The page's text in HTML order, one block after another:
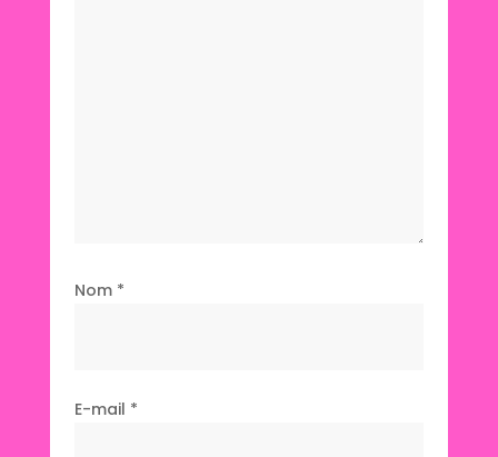
Nom *
E-mail *